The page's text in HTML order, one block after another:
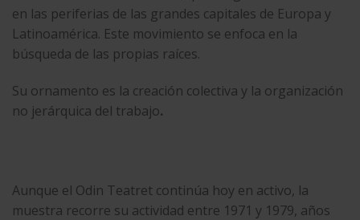
en las periferias de las grandes capitales de Europa y
Latinoamérica. Este movimiento se enfoca en la
búsqueda de las propias raíces.
Su ornamento es la creación colectiva y la organización
no jerárquica del trabajo.
Aunque el Odin Teatret continúa hoy en activo, la
muestra recorre su actividad entre 1971 y 1979, años